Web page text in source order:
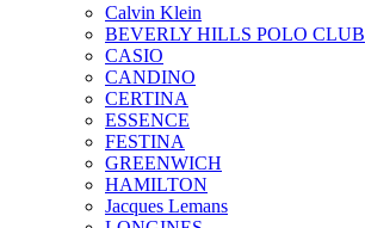
Calvin Klein
BEVERLY HILLS POLO CLUB
CASIO
CANDINO
CERTINA
ESSENCE
FESTINA
GREENWICH
HAMILTON
Jacques Lemans